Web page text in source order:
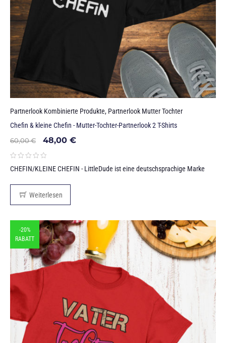
Partnerlook Kombinierte Produkte, Partnerlook Mutter Tochter
Chefin & kleine Chefin - Mutter-Tochter-Partnerlook 2 T-Shirts
60,00€ 48,00 €
CHEFIN/KLEINE CHEFIN - LittleDude ist eine deutschsprachige Marke
Weiterlesen
-20%
RABATT